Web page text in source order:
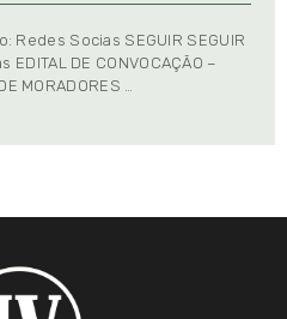
Socias SEGUIR SEGUIR
DE CONVOCAÇÃO –
MORADORES …